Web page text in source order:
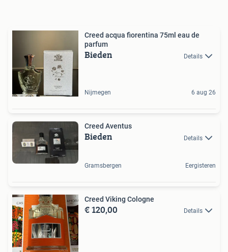
Creed acqua fiorentina 75ml eau de
parfum
Bieden Details
Nijmegen 6 aug 26
Creed Aventus
Bieden Details
Gramsbergen Eergisteren
Creed Viking Cologne
€ 120,00 Details